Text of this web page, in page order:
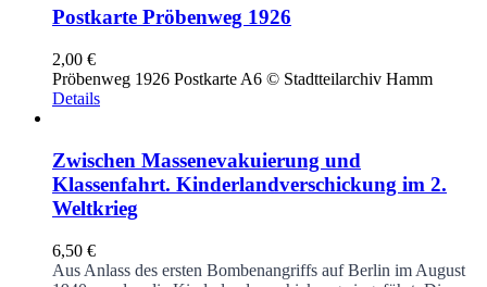
Postkarte Pröbenweg 1926
2,00 €
Pröbenweg 1926 Postkarte A6 © Stadtteilarchiv Hamm
Details
Zwischen Massenevakuierung und
Klassenfahrt. Kinderlandverschickung im 2.
Weltkrieg
6,50 €
Aus Anlass des ersten Bombenangriffs auf Berlin im August